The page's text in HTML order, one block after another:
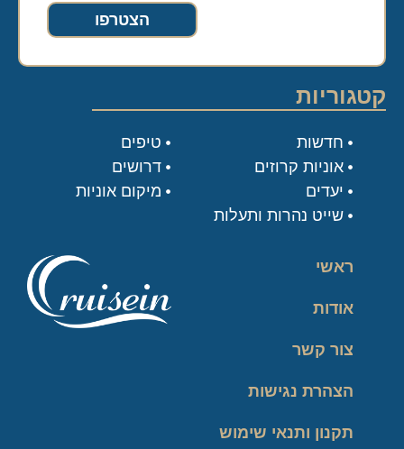
הצטרפו
ראשי
אודות
צור קשר
הצהרת נגישות
תקנון ותנאי שימוש
קטגוריות
טיפים
דרושים
מיקום אוניות
חדשות
אוניות קרוזים
יעדים
שייט נהרות ותעלות